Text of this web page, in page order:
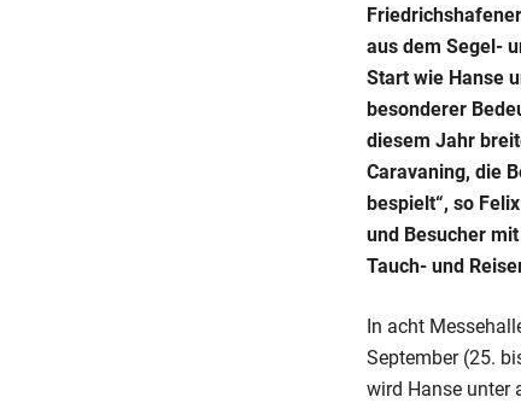
aus dem Segel-
Start wie Hanse
besonderer
diesem Jahr
Caravaning, die
bespielt“, so
und Besucher
Tauch- und
In acht
September (25.
wird Hanse unter